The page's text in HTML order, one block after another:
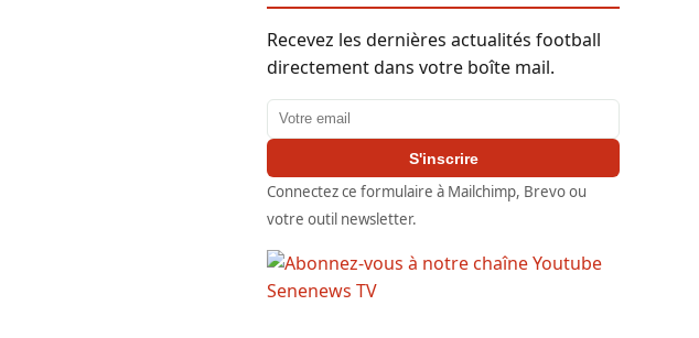
Recevez les dernières actualités football
directement dans votre boîte mail.
Adresse email
S'inscrire
Connectez ce formulaire à Mailchimp, Brevo ou
votre outil newsletter.